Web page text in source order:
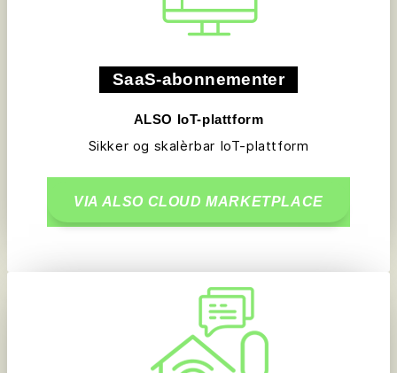
SaaS-abonnementer
ALSO IoT-plattform
Sikker og skalèrbar IoT-plattform
VIA ALSO CLOUD MARKETPLACE